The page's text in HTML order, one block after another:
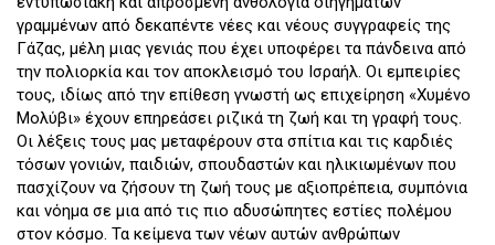
γραμμένων από δεκαπέντε νέες και νέους συγγραφείς της
Γάζας, μέλη μιας γενιάς που έχει υποφέρει τα πάνδεινα από
την πολιορκία και τον αποκλεισμό του Ισραήλ. Οι εμπειρίες
τους, ιδίως από την επίθεση γνωστή ως επιχείρηση «Χυμένο
Μολύβι» έχουν επηρεάσει ριζικά τη ζωή και τη γραφή τους.
Οι λέξεις τους μας μεταφέρουν στα σπίτια και τις καρδιές
τόσων γονιών, παιδιών, σπουδαστών και ηλικιωμένων που
πασχίζουν να ζήσουν τη ζωή τους με αξιοπρέπεια, συμπόνια
και νόημα σε μια από τις πιο αδυσώπητες εστίες πολέμου
στον κόσμο. Τα κείμενα των νέων αυτών ανθρώπων